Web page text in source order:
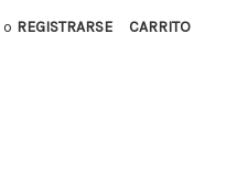
o REGISTRARSE CARRITO